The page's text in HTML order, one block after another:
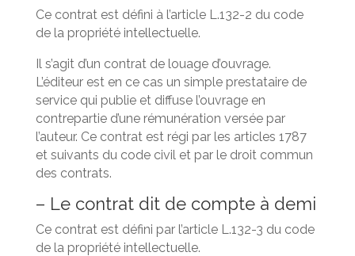
Ce contrat est défini à l’article L.132-2 du code
de la propriété intellectuelle.
Il s’agit d’un contrat de louage d’ouvrage.
L’éditeur est en ce cas un simple prestataire de
service qui publie et diffuse l’ouvrage en
contrepartie d’une rémunération versée par
l’auteur. Ce contrat est régi par les articles 1787
et suivants du code civil et par le droit commun
des contrats.
– Le contrat dit de compte à demi
Ce contrat est défini par l’article L.132-3 du code
de la propriété intellectuelle.